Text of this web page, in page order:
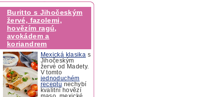
Buritto s Jihočeským
žervé, fazolemi,
hovězím ragú,
avokádem a
koriandrem
Mexická klasika s
Jihočeským
žervé od Madety.
V tomto
jednoduchém
receptu nechybí
kvalitní hovězí